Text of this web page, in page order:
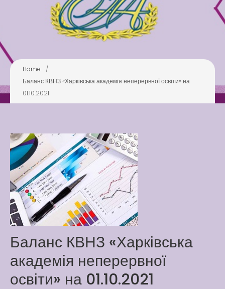
Pool
Play is Our Brain’s Favorite
Way
Kiddie
Latter match class
Swimming Lessons at New
Pool
Play is Our Brain’s Favorite
Way
Latter match class
New Friends Everyday at
Kiddie
Home
/
Баланс КВНЗ «Харківська академія неперервної освіти» на
01.10.2021
Баланс КВНЗ «Харківська
академія неперервної
освіти» на 01.10.2021